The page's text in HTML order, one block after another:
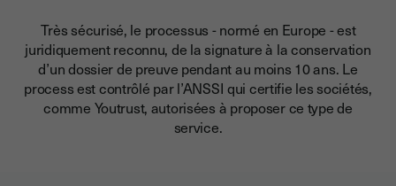
Très sécurisé, le processus - normé en Europe - est
juridiquement reconnu, de la signature à la conservation
d’un dossier de preuve pendant au moins 10 ans. Le
process est contrôlé par l’ANSSI qui certifie les sociétés,
comme Youtrust, autorisées à proposer ce type de
service.